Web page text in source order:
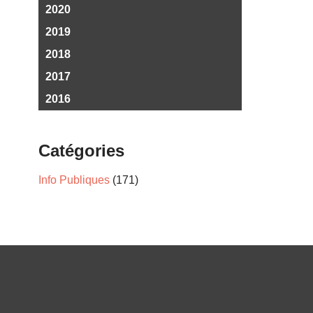
2020
2019
2018
2017
2016
Catégories
Info Publiques (171)